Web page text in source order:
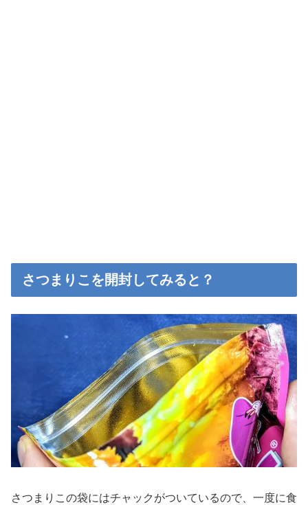
さつまりこを開封してみると？
さつまりこの袋にはチャックがついているので、一度に食